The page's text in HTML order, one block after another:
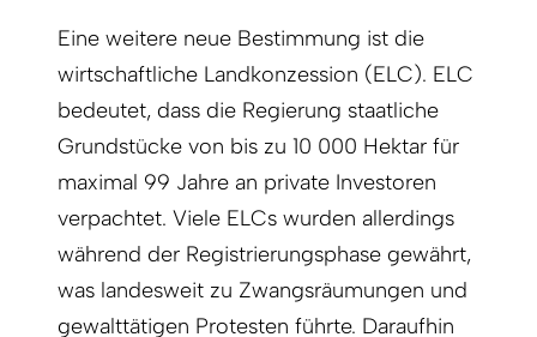
Eine weitere neue Bestimmung ist die
wirtschaftliche Landkonzession (ELC). ELC
bedeutet, dass die Regierung staatliche
Grundstücke von bis zu 10 000 Hektar für
maximal 99 Jahre an private Investoren
verpachtet. Viele ELCs wurden allerdings
während der Registrierungsphase gewährt,
was landesweit zu Zwangsräumungen und
gewalttätigen Protesten führte. Daraufhin